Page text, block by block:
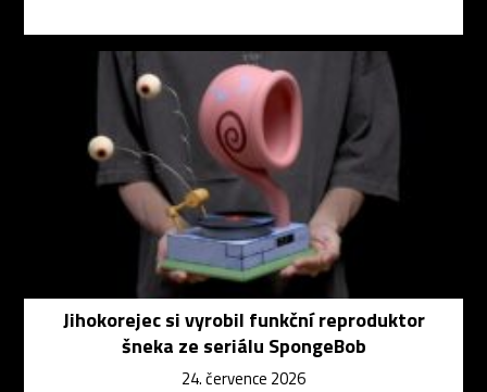
Jihokorejec si vyrobil funkční reproduktor
šneka ze seriálu SpongeBob
24. července 2026